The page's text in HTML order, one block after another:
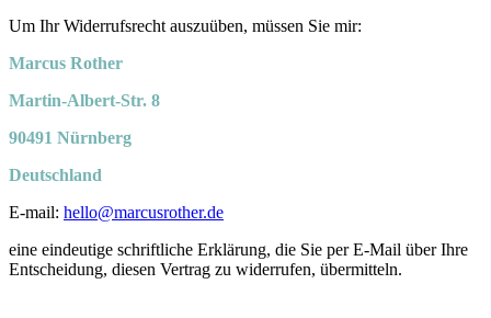
Um Ihr Widerrufsrecht auszuüben, müssen Sie mir:
Marcus Rother
Martin-Albert-Str. 8
90491 Nürnberg
Deutschland
E-mail: hello@marcusrother.de
eine eindeutige schriftliche Erklärung, die Sie per E-Mail über Ihre
Entscheidung, diesen Vertrag zu widerrufen, übermitteln.